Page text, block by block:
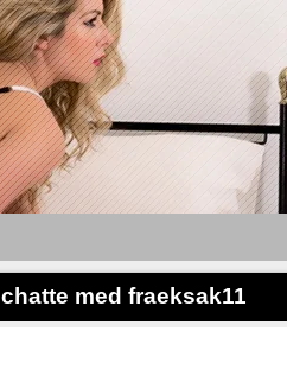
chatte med fraeksak11